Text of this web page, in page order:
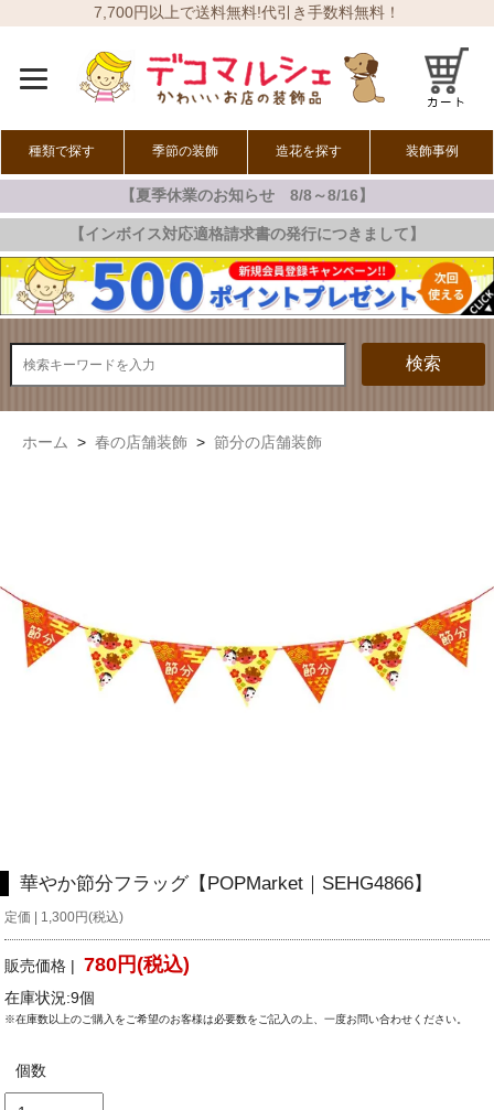
7,700円以上で送料無料!代引き手数料無料！
種類で探す 季節の装飾
春の装飾
夏の装飾
秋の装飾
冬の装飾
オールシーズン
造花を探す 装飾事例
【夏季休業のお知らせ 8/8～8/16】
【インボイス対応適格請求書の発行につきまして】
検索
ホーム > 春の店舗装飾 > 節分の店舗装飾
華やか節分フラッグ【POPMarket｜SEHG4866】
定価 | 1,300円(税込)
販売価格 |780円(税込)
在庫状況:9個
※在庫数以上のご購入をご希望のお客様は必要数をご記入の上、一度お問い合わせください。
個数